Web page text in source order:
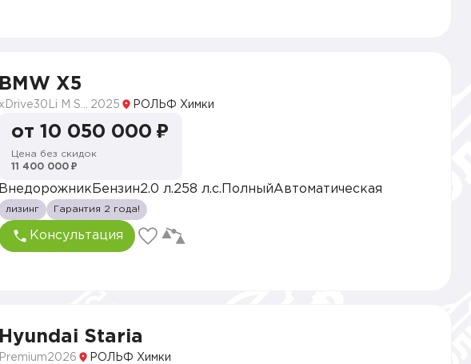
BMW X5
2025 РОЛЬФ Химки
от 10 050 000 ₽
Цена без скидок
11 400 000 ₽
Внедорожник Бензин2.0 л.258 л.с. ПолныйАвтоматическая
лизинг Гарантия 2 года!
Консультация
Hyundai Staria
Premium2026 РОЛЬФ Химки